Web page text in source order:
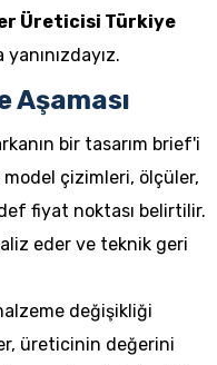
Üreticisi Türkiye
Aşaması
bir tasarım brief'i
çizimleri, ölçüler,
fiyat noktası belirtilir.
eder ve teknik geri
değişikliği
üreticinin değerini